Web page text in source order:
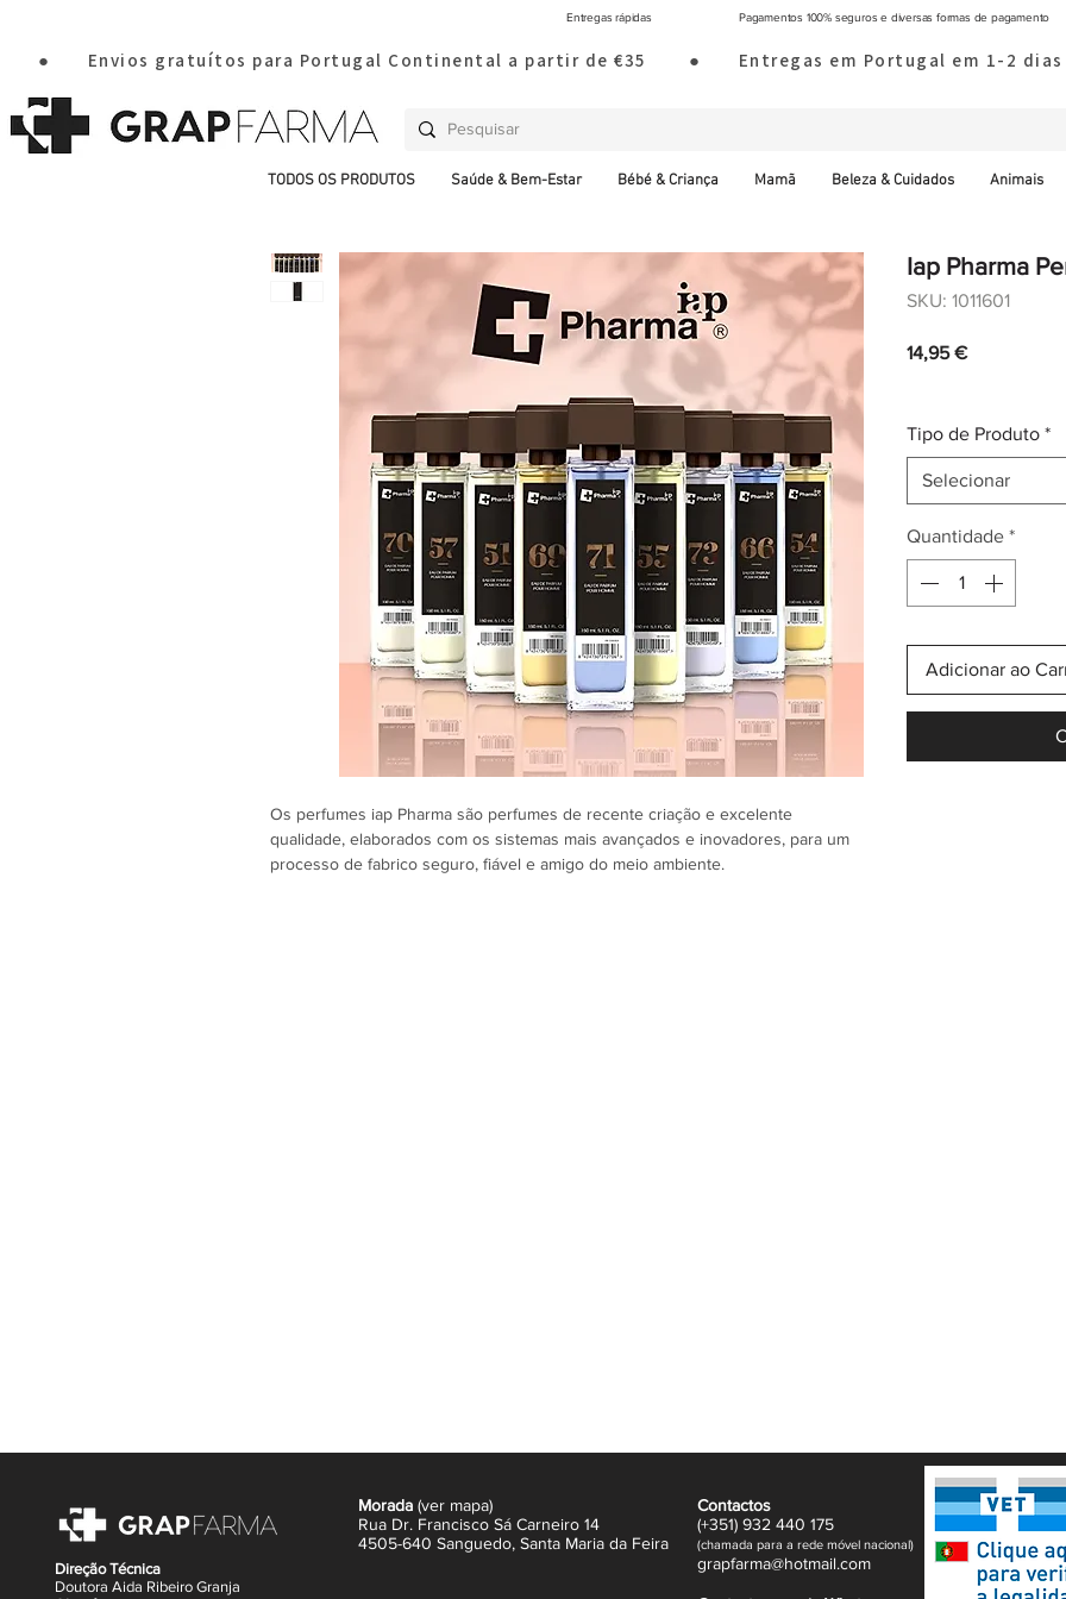
Entregas rápidas Pagamentos 100% seguros e diversas formas de pagamento
●       Envios gratuítos para Portugal Continental a partir de €35        ●       Entregas em Portugal em 1-
TODOS OS PRODUTOS Saúde & Bem-Estar Bébé & Criança Mamã Beleza & Cuidados Animais
Os perfumes iap Pharma são perfumes de recente criação e excelente
qualidade, elaborados com os sistemas mais avançados e inovadores, para um
processo de fabrico seguro, fiável e amigo do meio ambiente.
Iap Pharma
SKU: 1011601
14,95 €Preço
Tipo de Produto *
Selecionar
Quantidade *
Adicionar ao
Direção Técnica
Doutora Aida Ribeiro Granja
Contactos
(+351) 932 440 175
(chamada para a rede móvel nacional)
grapfarma@hotmail.com
Morada (ver mapa)
Rua Dr. Francisco Sá Carneiro 14
4505-640 Sanguedo, Santa Maria da Feira